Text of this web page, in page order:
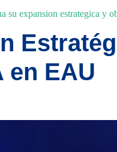
su expansion estrategica y
en EAU